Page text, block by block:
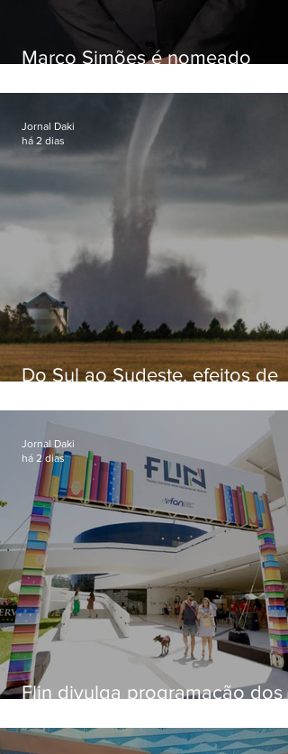
Marco Simões é nomeado
Do Sul ao Sudeste, efeitos de
apreensão na população
Jornal Daki
há 2 dias
Flin divulga programação dos
começa na próxima quinta (13)
Jornal Daki
há 2 dias